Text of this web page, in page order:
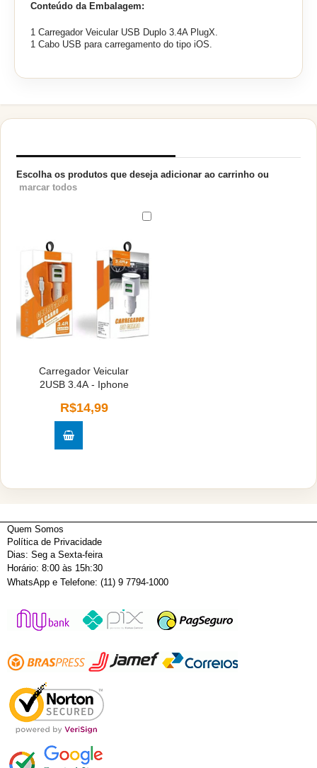
Conteúdo da Embalagem:
1 Carregador Veicular USB Duplo 3.4A PlugX.
1 Cabo USB para carregamento do tipo iOS.
Escolha os produtos que deseja adicionar ao carrinho ou
marcar todos
Carregador Veicular
2USB 3.4A - Iphone
R$14,99
Quem Somos
Política de Privacidade
Dias: Seg a Sexta-feira
Horário: 8:00 às 15h:30
WhatsApp e Telefone: (11) 9 7794-1000